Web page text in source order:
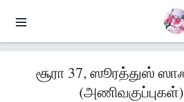
சூரா 37, ஸூரத்துஸ்
(அணிவகுப்புகள்)